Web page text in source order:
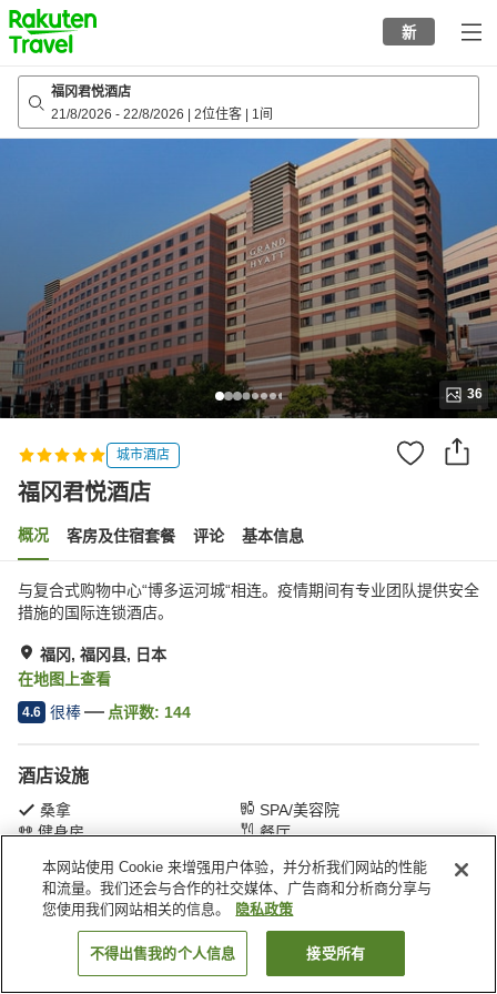
to
top
page
新
福冈君悦酒店
21/8/2026 - 22/8/2026 2位住客 1间
36
城市酒店
福冈君悦酒店
概况 客房及住宿套餐 评论 基本信息
与复合式购物中心“博多运河城“相连。疫情期间有专业团队提供安全
措施的国际连锁酒店。
福冈, 福冈县, 日本
在地图上查看
4.6 很棒 点评数: 144
酒店设施
桑拿
SPA/美容院
健身房
餐厅
首页 日本 福冈县 福冈 福冈君悦酒店
搜索客房
本网站使用 Cookie 来增强用户体验，并分析我们网站的性能
和流量。我们还会与合作的社交媒体、广告商和分析商分享与
您使用我们网站相关的信息。
隐私政策
不得出售我的个人信息 接受所有